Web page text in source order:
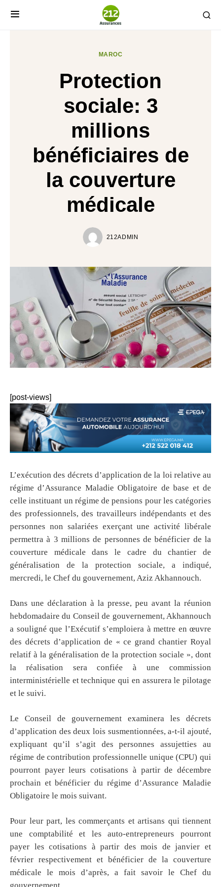
MAROC
Protection
sociale: 3
millions
bénéficiaires de
la couverture
médicale
212ADMIN
[post-views]
L’exécution des décrets d’application de la loi relative au
régime d’Assurance Maladie Obligatoire de base et de
celle instituant un régime de pensions pour les catégories
des professionnels, des travailleurs indépendants et des
personnes non salariées exerçant une activité libérale
permettra à 3 millions de personnes de bénéficier de la
couverture médicale dans le cadre du chantier de
généralisation de la protection sociale, a indiqué,
mercredi, le Chef du gouvernement, Aziz Akhannouch.
Dans une déclaration à la presse, peu avant la réunion
hebdomadaire du Conseil de gouvernement, Akhannouch
a souligné que l’Exécutif s’emploiera à mettre en œuvre
des décrets d’application de « ce grand chantier Royal
relatif à la généralisation de la protection sociale », dont
la réalisation sera confiée à une commission
interministérielle et technique qui en assurera le pilotage
et le suivi.
Le Conseil de gouvernement examinera les décrets
d’application des deux lois susmentionnées, a-t-il ajouté,
expliquant qu’il s’agit des personnes assujetties au
régime de contribution professionnelle unique (CPU) qui
pourront payer leurs cotisations à partir de décembre
prochain et bénéficier du régime d’Assurance Maladie
Obligatoire le mois suivant.
Pour leur part, les commerçants et artisans qui tiennent
une comptabilité et les auto-entrepreneurs pourront
payer les cotisations à partir des mois de janvier et
février respectivement et bénéficier de la couverture
médicale le mois d’après, a fait savoir le Chef du
gouvernement.